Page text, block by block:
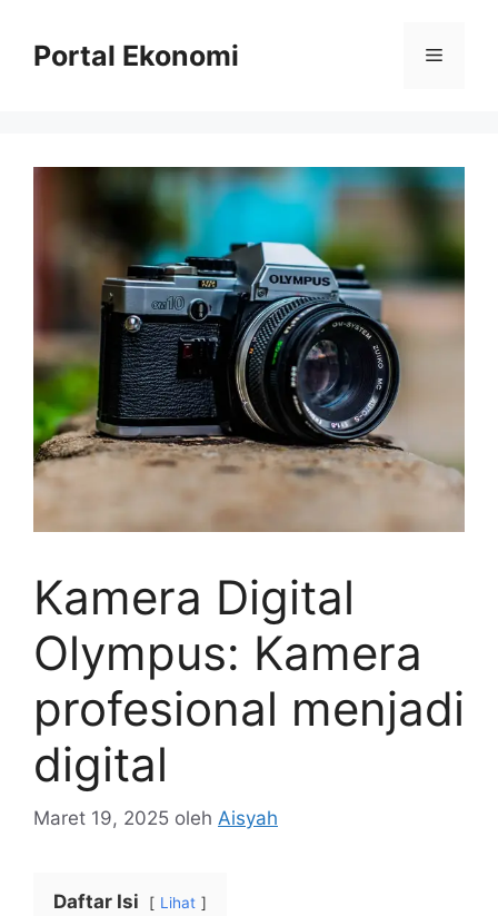
Portal Ekonomi Menu
Kamera Digital
Olympus: Kamera
profesional menjadi
digital
Maret 19, 2025 oleh Aisyah
Daftar Isi Lihat